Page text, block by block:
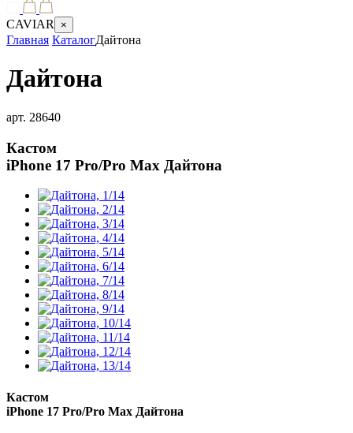
CAVIAR ×
Главная КаталогДайтона
Дайтона
арт. 28640
Кастом
iPhone 17 Pro/Pro Max Дайтона
Кастом
iPhone 17 Pro/Pro Max Дайтона